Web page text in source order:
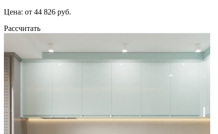
Цена: от 44 826 руб.
Рассчитать